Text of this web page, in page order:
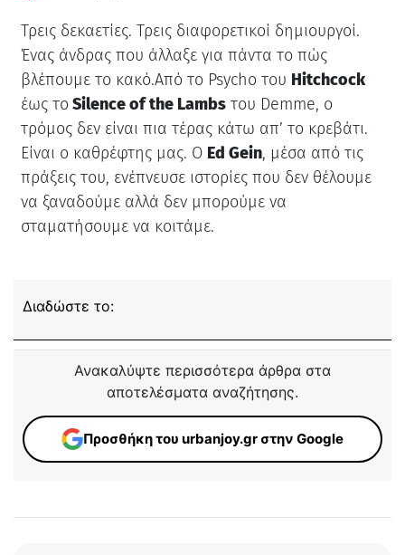
Τρεις δεκαετίες. Τρεις διαφορετικοί δημιουργοί.
Ένας άνδρας που άλλαξε για πάντα το πώς
βλέπουμε το κακό.Από το Psycho του Hitchcock
έως το Silence of the Lambsτου Demme, ο
τρόμος δεν είναι πια τέρας κάτω απ’ το κρεβάτι.
Είναι ο καθρέφτης μας. Ο Ed Gein, μέσα από τις
πράξεις του, ενέπνευσε ιστορίες που δεν θέλουμε
να ξαναδούμε αλλά δεν μπορούμε να
σταματήσουμε να κοιτάμε.
Διαδώστε το:
Ανακαλύψτε περισσότερα άρθρα στα
αποτελέσματα αναζήτησης.
Προσθήκη του urbanjoy.gr στην Google